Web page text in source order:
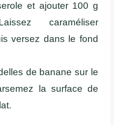
et ajouter 100 g
caraméliser
versez dans le fond
de banane sur le
la surface de